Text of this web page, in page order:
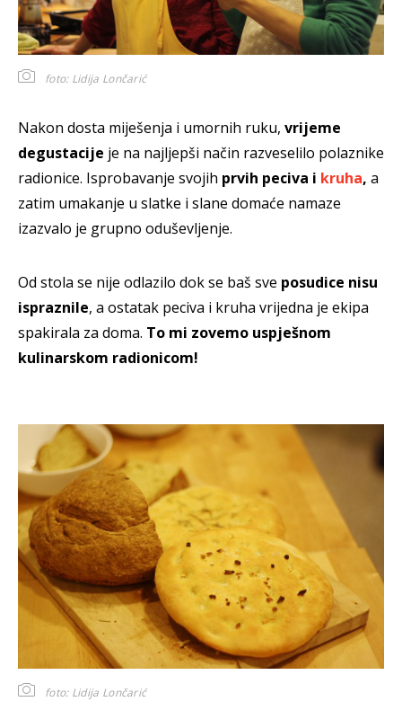
foto: Lidija Lončarić
Nakon dosta miješenja i umornih ruku, vrijeme
degustacije je na najljepši način razveselilo polaznike
radionice. Isprobavanje svojih prvih peciva i kruha, a
zatim umakanje u slatke i slane domaće namaze
izazvalo je grupno oduševljenje.
Od stola se nije odlazilo dok se baš sve posudice nisu
ispraznile, a ostatak peciva i kruha vrijedna je ekipa
spakirala za doma. To mi zovemo uspješnom
kulinarskom radionicom!
foto: Lidija Lončarić